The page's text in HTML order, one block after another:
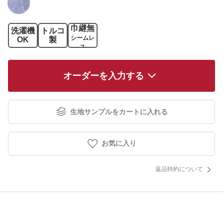
洗濯機
OK
トルコ
製
巾継無
シームレ
ス
オーダーを入力する
生地サンプルをカートに入れる
お気に入り
返品特約について